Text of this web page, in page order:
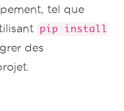
tel que
pip install
des